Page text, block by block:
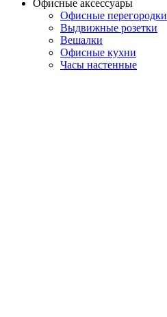
Офисные аксессуары
Офисные перегородки
Выдвижные розетки
Вешалки
Офисные кухни
Часы настенные